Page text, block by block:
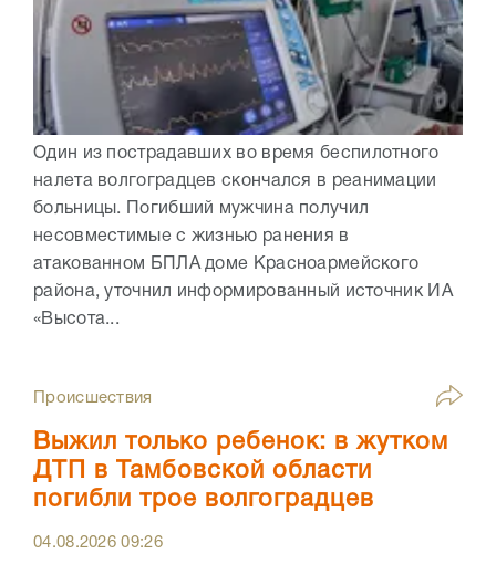
Один из пострадавших во время беспилотного
налета волгоградцев скончался в реанимации
больницы. Погибший мужчина получил
несовместимые с жизнью ранения в
атакованном БПЛА доме Красноармейского
района, уточнил информированный источник ИА
«Высота...
Происшествия
Выжил только ребенок: в жутком
ДТП в Тамбовской области
погибли трое волгоградцев
04.08.202609:26